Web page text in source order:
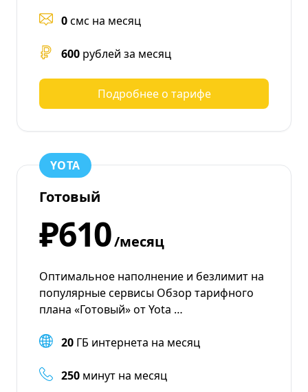
0смс на месяц
600 рублей за месяц
Подробнее о тарифе
YOTA
Готовый
₽610/месяц
Оптимальное наполнение и безлимит на
популярные сервисы Обзор тарифного
плана «Готовый» от Yota …
20 ГБ интернета на месяц
250 минут на месяц